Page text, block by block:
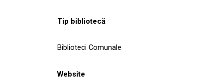
CULTURALE
NOUTĂȚI
Tip bibliotecă
Biblioteci Comunale
Website